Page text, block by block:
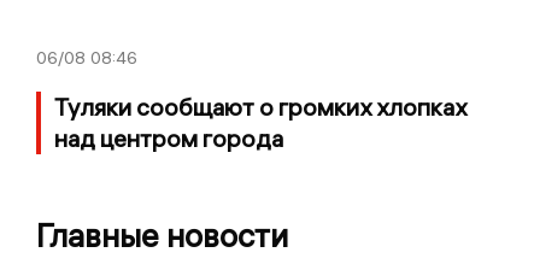
06/08 08:46
Туляки сообщают о громких хлопках
над центром города
Главные новости